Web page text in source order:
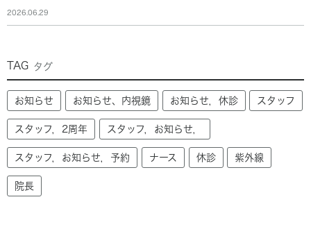
2026.06.29
TAG タグ
お知らせ お知らせ、内視鏡 お知らせ，休診 スタッフ
スタッフ，2周年 スタッフ，お知らせ，
スタッフ，お知らせ，予約 ナース 休診 紫外線
院長